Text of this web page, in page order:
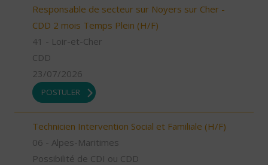
Responsable de secteur sur Noyers sur Cher -
CDD 2 mois Temps Plein (H/F)
41 - Loir-et-Cher
CDD
23/07/2026
POSTULER
Technicien Intervention Social et Familiale (H/F)
06 - Alpes-Maritimes
Possibilité de CDI ou CDD